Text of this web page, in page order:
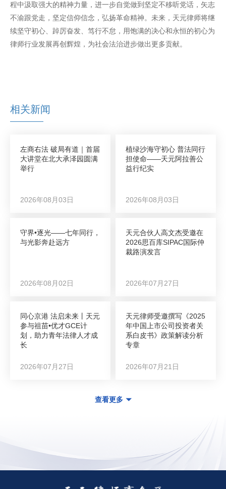
程中汲取强大的精神力量，进一步自觉做到坚定不移听党话，矢志
不渝跟党走，坚定信仰信念，弘扬革命精神。未来，天元律师将继
续坚守初心、踔厉奋发、笃行不怠，用饱满的决心和永恒的初心为
律师行业发展再创辉煌，为社会法治进步做出更多贡献。
相关新闻
左商右法 破局有道｜首届
大讲堂在北大承泽园圆满
举行
2026年08月03日
植绿沙海守初心 普法同行
担使命——天元阿拉善公
益行纪实
2026年08月03日
守界•逐光——七年同行，
与光影奔赴远方
2026年08月02日
天元合伙人高文杰受邀在
2026思百库SIPAC国际仲
裁路演发言
2026年07月27日
同心京港 法启未来丨天元
参与祖苗•优才GCE计
划，助力青年法律人才成
长
2026年07月27日
天元律师受邀撰写《2025
年中国上市公司投资者关
系白皮书》政策解读分析
专章
2026年07月21日
查看更多